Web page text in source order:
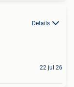
Details
22 jul 26